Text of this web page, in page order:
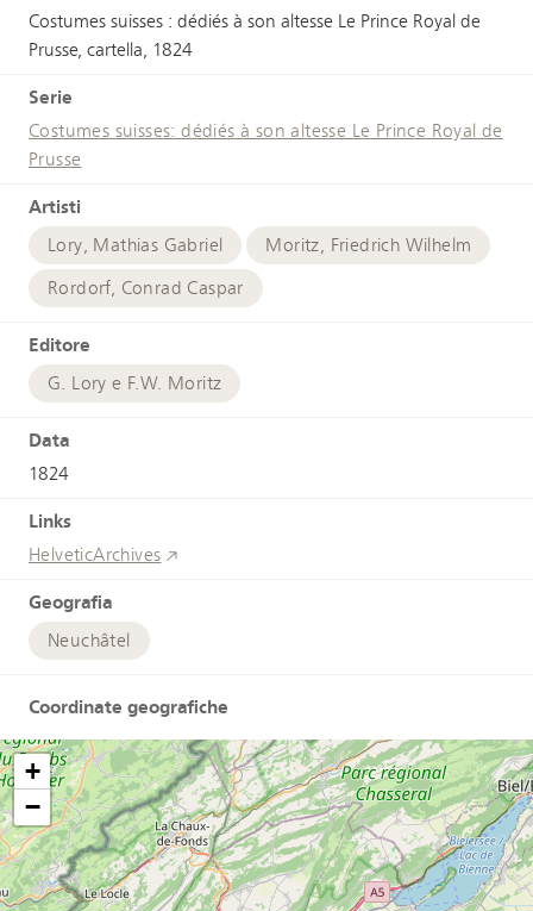
Costumes suisses : dédiés à son altesse Le Prince Royal de
Prusse, cartella, 1824
Serie
Costumes suisses: dédiés à son altesse Le Prince Royal de
Prusse
Artisti
Lory, Mathias Gabriel
Moritz, Friedrich Wilhelm
Rordorf, Conrad Caspar
Editore
G. Lory e F.W. Moritz
Data
1824
Links
HelveticArchives
Geografia
Neuchâtel
Coordinate geografiche
+
−